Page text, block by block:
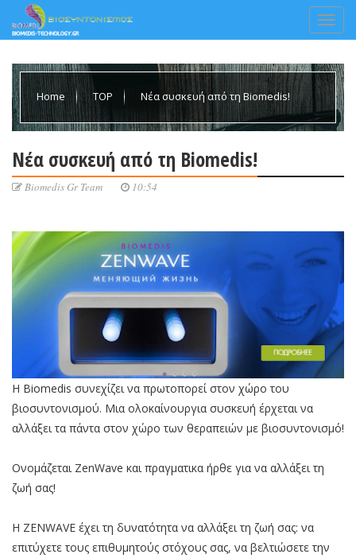
Home TOP Νέα συσκευή από τη Biomedis!
Νέα συσκευή από τη Biomedis!
Biomedis Gr Team 10:54
H Biomedis συνεχίζει να πρωτοπορεί στον χώρο του
βιοσυντονισμού. Μια ολοκαίνουργια συσκευή έρχεται να
αλλάξει τα πάντα στον χώρο των θεραπειών με βιοσυντονισμό!
Ονομάζεται ZenWave και πραγματικα ήρθε για να αλλάξει τη
ζωή σας!
Η ZENWAVE έχει τη δυνατότητα να αλλάξει τη ζωή σας: να
επιτύχετε τους επιθυμητούς στόχους σας, να βελτιώσετε την